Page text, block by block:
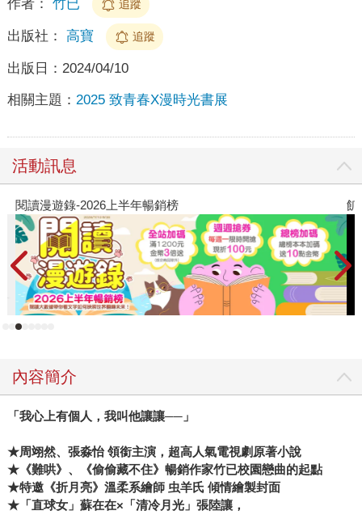
作者： 竹已 追蹤
出版社： 高寶 追蹤
出版日： 2024/04/10
相關主題： 2025 致青春X漫時光書展
活動訊息
閱讀漫遊錄-2026上半年暢銷榜 飢
內容簡介
「我心上有個人，我叫他讓讓──」
★周翊然、張淼怡 領銜主演，超高人氣電視劇原著小說
★《難哄》、《偷偷藏不住》暢銷作家竹已校園戀曲的起點
★特邀《折月亮》溫柔系繪師 虫羊氏 傾情繪製封面
★「直球女」蘇在在×「清冷月光」張陸讓，